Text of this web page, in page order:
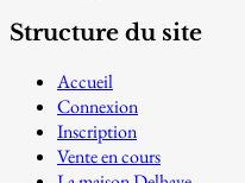
Structure du site
Accueil
Connexion
Inscription
Vente en cours